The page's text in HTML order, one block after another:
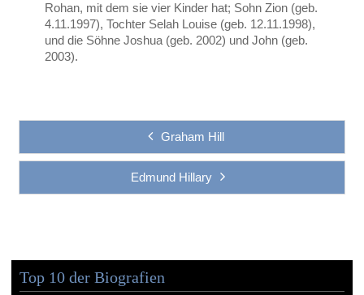
Rohan, mit dem sie vier Kinder hat; Sohn Zion (geb.
4.11.1997), Tochter Selah Louise (geb. 12.11.1998),
und die Söhne Joshua (geb. 2002) und John (geb.
2003).
Graham Hill
Edmund Hillary
Top 10 der Biografien